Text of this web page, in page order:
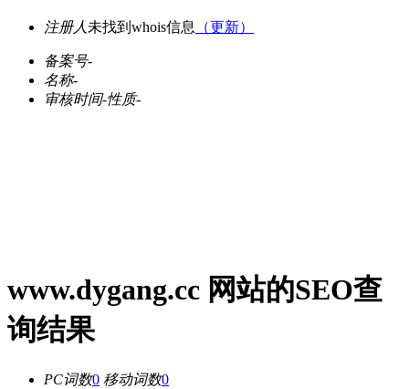
注册人 未找到whois信息 （更新）
备案号-
名称-
审核时间-性质-
www.dygang.cc 网站的SEO查
询结果
PC词数0 移动词数0